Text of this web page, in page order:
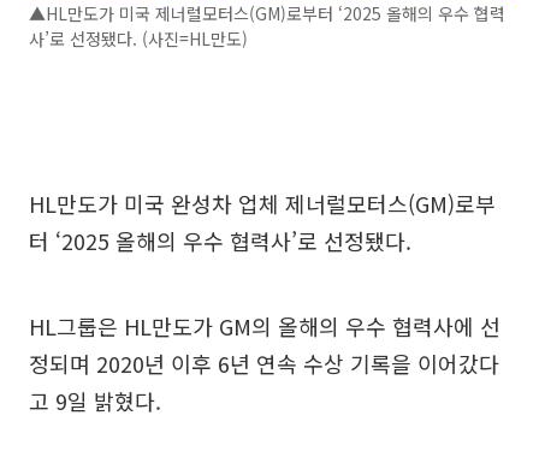
▲HL만도가 미국 제너럴모터스(GM)로부터 ‘2025 올해의 우수 협력
사’로 선정됐다. (사진=HL만도)
HL만도가 미국 완성차 업체 제너럴모터스(GM)로부
터 ‘2025 올해의 우수 협력사’로 선정됐다.
HL그룹은 HL만도가 GM의 올해의 우수 협력사에 선
정되며 2020년 이후 6년 연속 수상 기록을 이어갔다
고 9일 밝혔다.